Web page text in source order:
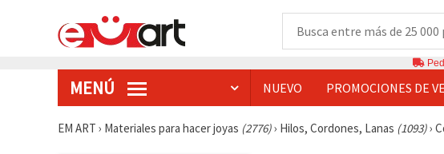
MENÚ NUEVO PROMOCIONES DE
EM ART › Materiales para hacer joyas (2776)› Hilos, Cordones, Lanas (1093)›